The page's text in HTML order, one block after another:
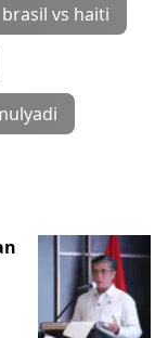
brasil vs haiti